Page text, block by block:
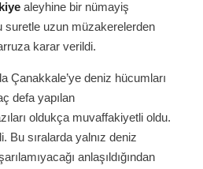
aleyhine bir nümayiş
suretle uzun müzakerelerden
karar verildi.
Çanakkale’ye deniz hücumları
defa yapılan
oldukça muvaffakiyetli oldu.
Bu sıralarda yalnız deniz
anlaşıldığından